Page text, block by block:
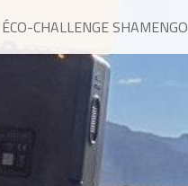
ÉCO-CHALLENGE SHAMENGO